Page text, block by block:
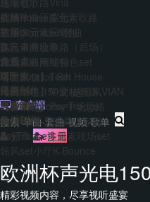
前场House多元素歌路
主场多元素set套曲
多元素商业歌路（后场）
江南霓虹网红特色set
中文Bounce Set
Hard140-150硬核歌路
EDM&Bigroom中场思路
Bounce多元素商业歌路
PsyTrance多元素现场set
韩风set小厅K-Bounce
外网单曲压缩包
韩国boune压缩包
迷音单曲歌单
精选单曲压缩包
【合集包】Tech House
【合集包】中文/越南风VIAN
【合集包】Psy Trance
视频
歌单
DJ
音乐人
艺术家
免费
VIP
主题包
免费套曲
每日福利
AI
干声制作
套曲制作
音乐制作
转换
客户端
登录 注册
欧洲杯声光电
精彩视频内容，尽享视听盛宴